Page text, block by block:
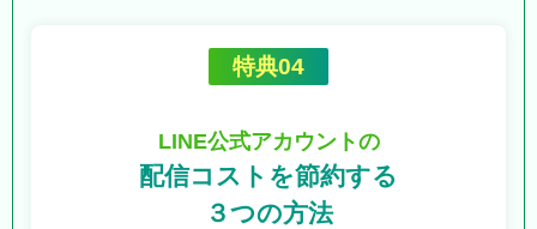
特典04
LINE公式アカウントの
配信コストを節約する
３つの方法